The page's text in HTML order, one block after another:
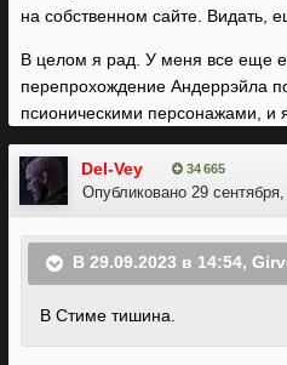
на собственном сайте. Видать,
В целом я рад. У меня все еще
перепрохождение Андеррэйла
псионическими персонажами, и
Del-Vey 34 665
Опубликовано 29
В 29.09.2023 в 14:54,
В Стиме тишина.